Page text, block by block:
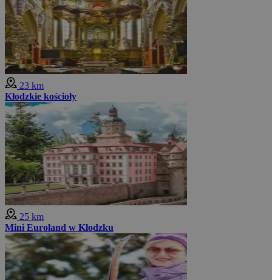
23 km
Kłodzkie kościoły
25 km
Mini Euroland w Kłodzku